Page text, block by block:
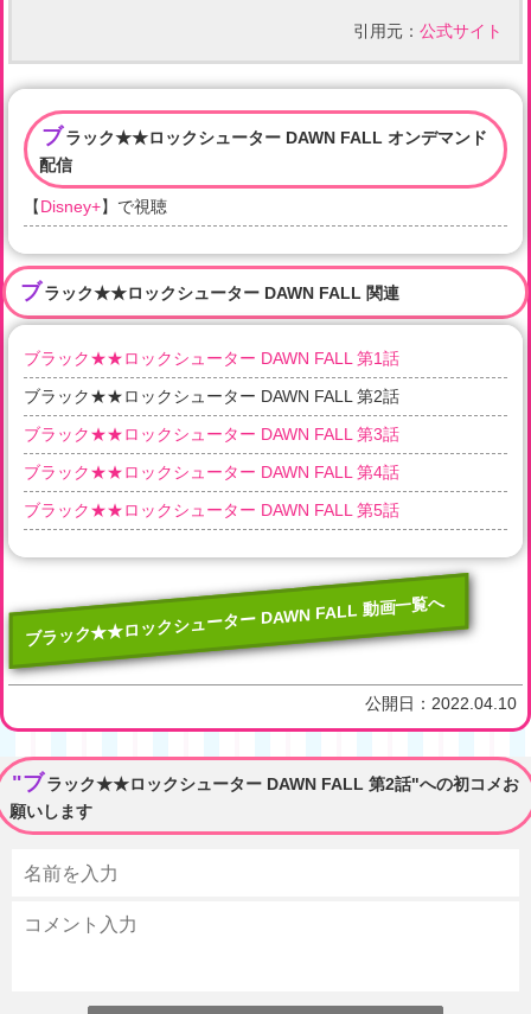
引用元： 公式サイト
ブラック★★ロックシューター DAWN FALL オンデマンド
配信
【Disney+】で視聴
ブラック★★ロックシューター DAWN FALL 関連
ブラック★★ロックシューター DAWN FALL 第1話
ブラック★★ロックシューター DAWN FALL 第2話
ブラック★★ロックシューター DAWN FALL 第3話
ブラック★★ロックシューター DAWN FALL 第4話
ブラック★★ロックシューター DAWN FALL 第5話
ブラック★★ロックシューター DAWN FALL 動画一覧へ
公開日： 2022.04.10
"ブラック★★ロックシューター DAWN FALL 第2話"への初コメお
願いします